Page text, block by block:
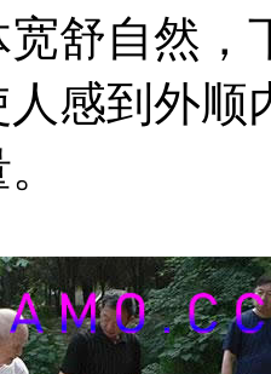
舒自然，
人感到外